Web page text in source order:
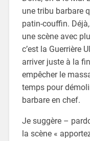
une tribu barbare
patin-couffin.
une scène avec
c’est la Guerrière
arriver juste à la
empêcher le
temps pour
barbare en chef.
Je suggère –
la scène «